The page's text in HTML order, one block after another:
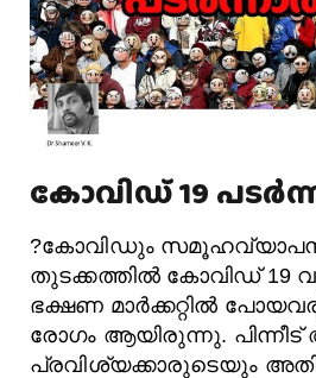
കോവിഡ് 19
?കോവിഡും
തുടക്കത്തിൽ കോവിഡ് 19
ഭക്ഷണ മാർക്കറ്റിൽ
രോഗം ആയിരുന്നു.
പ്രവിശ്യക്കാരുടെയും